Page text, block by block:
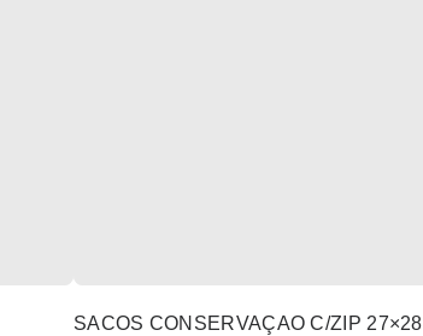
SACOS CONSERVAÇAO C/ZIP 27×28